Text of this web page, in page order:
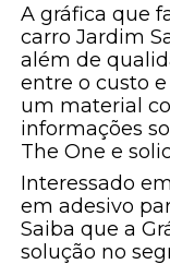
A gráfica que
carro Jardim
além de
entre o custo
um material
informações
The One e
Interessado
em adesivo
Saiba que a
solução no